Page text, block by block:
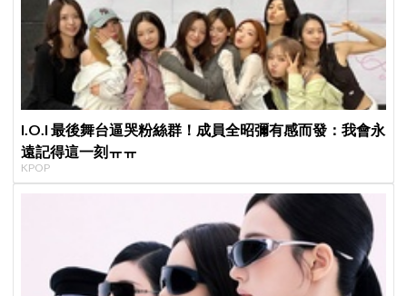
I.O.I 最後舞台逼哭粉絲群！成員全昭彌有感而發：我會永
遠記得這一刻ㅠㅠ
KPOP